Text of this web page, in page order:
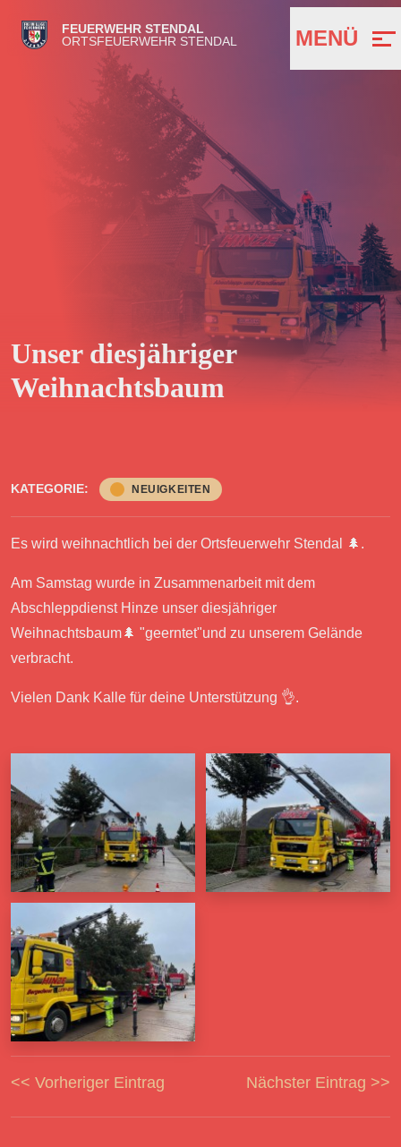
FEUERWEHR STENDAL
ORTSFEUERWEHR STENDAL
MENÜ
Unser diesjähriger
Weihnachtsbaum
KATEGORIE: NEUIGKEITEN
Es wird weihnachtlich bei der Ortsfeuerwehr Stendal 🌲.
Am Samstag wurde in Zusammenarbeit mit dem
Abschleppdienst Hinze unser diesjähriger
Weihnachtsbaum🌲 "geerntet"und zu unserem Gelände
verbracht.
Vielen Dank Kalle für deine Unterstützung 👌.
<< Vorheriger Eintrag Nächster Eintrag >>